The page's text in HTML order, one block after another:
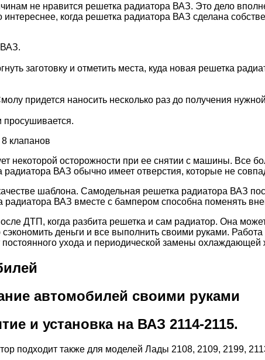
не нравится решетка радиатора ВАЗ. Это дело
когда решетка радиатора ВАЗ сделана
заготовку и отметить места, куда новая решетка
придется наносить несколько раз до получения
просушивается.
клапанов
некоторой осторожности при ее снятии с машины. Все
ВАЗ обычно имеет отверстия, которые не
шаблона. Самодельная решетка радиатора ВАЗ
радиатора ВАЗ вместе с бампером способна поменять
ДТП, когда разбита решетка и сам радиатор. Она
деньги и все выполнить своими руками. Работа
ухода и периодической замены охлаждающей
автомобилей своими руками
и установка на ВАЗ 2114-2115.
подходит также для моделей Лады 2108, 2109, 2199,